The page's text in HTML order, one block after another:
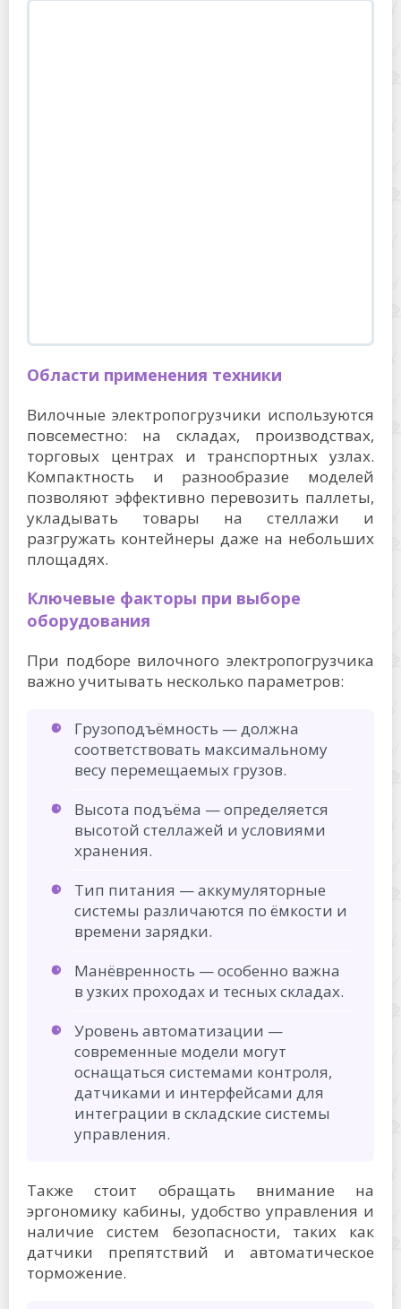
Области применения техники
Вилочные электропогрузчики используются
повсеместно: на складах, производствах,
торговых центрах и транспортных узлах.
Компактность и разнообразие моделей
позволяют эффективно перевозить паллеты,
укладывать товары на стеллажи и
разгружать контейнеры даже на небольших
площадях.
Ключевые факторы при выборе
оборудования
При подборе вилочного электропогрузчика
важно учитывать несколько параметров:
Грузоподъёмность — должна
соответствовать максимальному
весу перемещаемых грузов.
Высота подъёма — определяется
высотой стеллажей и условиями
хранения.
Тип питания — аккумуляторные
системы различаются по ёмкости и
времени зарядки.
Манёвренность — особенно важна
в узких проходах и тесных складах.
Уровень автоматизации —
современные модели могут
оснащаться системами контроля,
датчиками и интерфейсами для
интеграции в складские системы
управления.
Также стоит обращать внимание на
эргономику кабины, удобство управления и
наличие систем безопасности, таких как
датчики препятствий и автоматическое
торможение.